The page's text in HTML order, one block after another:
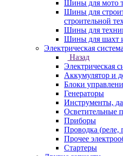
Шины для мото
Шины для
строительной
Шины для
Шины для шахт
Электрическая система
Назад
Электрическая
Аккумулятор и
Блоки
Генераторы
Инструменты,
Осветительные
Приборы
Проводка (реле,
Прочее
Стартеры